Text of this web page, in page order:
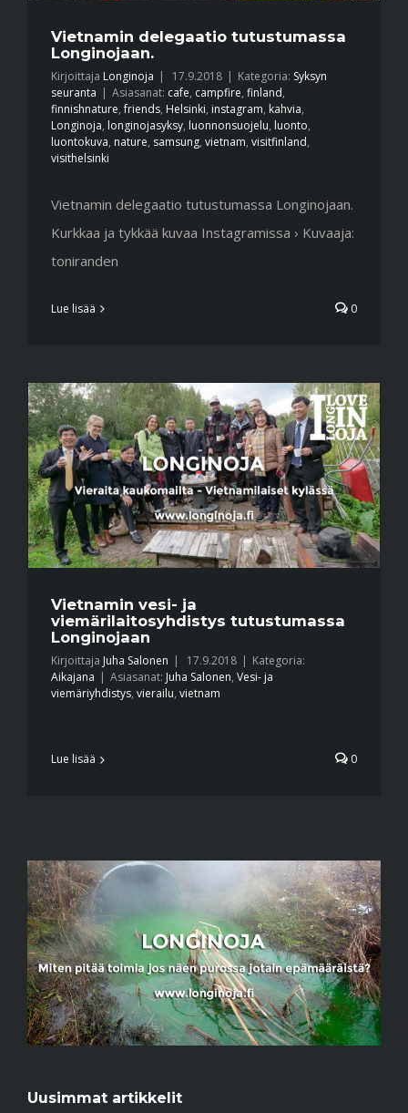
Vietnamin delegaatio tutustumassa
Longinojaan.
Kirjoittaja Longinoja | 17.9.2018 | Kategoria: Syksyn
seuranta | Asiasanat: cafe, campfire, finland,
finnishnature,friends, Helsinki, instagram, kahvia,
Longinoja, longinojasyksy, luonnonsuojelu, luonto,
luontokuva, nature, samsung, vietnam, visitfinland,
visithelsinki
Vietnamin delegaatio tutustumassa Longinojaan.
Kurkkaa ja tykkää kuvaa Instagramissa › Kuvaaja:
toniranden
Lue lisää 0
Vietnamin vesi- ja
viemärilaitosyhdistys tutustumassa
Longinojaan
Kirjoittaja Juha Salonen | 17.9.2018 | Kategoria:
Aikajana | Asiasanat: Juha Salonen, Vesi- ja
viemäriyhdistys, vierailu, vietnam
Lue lisää 0
Uusimmat artikkelit